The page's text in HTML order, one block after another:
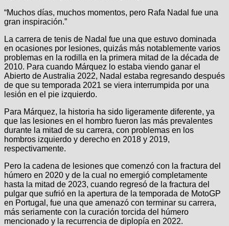
“Muchos días, muchos momentos, pero Rafa Nadal fue una
gran inspiración.”
La carrera de tenis de Nadal fue una que estuvo dominada
en ocasiones por lesiones, quizás más notablemente varios
problemas en la rodilla en la primera mitad de la década de
2010. Para cuando Márquez lo estaba viendo ganar el
Abierto de Australia 2022, Nadal estaba regresando después
de que su temporada 2021 se viera interrumpida por una
lesión en el pie izquierdo.
Para Márquez, la historia ha sido ligeramente diferente, ya
que las lesiones en el hombro fueron las más prevalentes
durante la mitad de su carrera, con problemas en los
hombros izquierdo y derecho en 2018 y 2019,
respectivamente.
Pero la cadena de lesiones que comenzó con la fractura del
húmero en 2020 y de la cual no emergió completamente
hasta la mitad de 2023, cuando regresó de la fractura del
pulgar que sufrió en la apertura de la temporada de MotoGP
en Portugal, fue una que amenazó con terminar su carrera,
más seriamente con la curación torcida del húmero
mencionado y la recurrencia de diplopía en 2022.